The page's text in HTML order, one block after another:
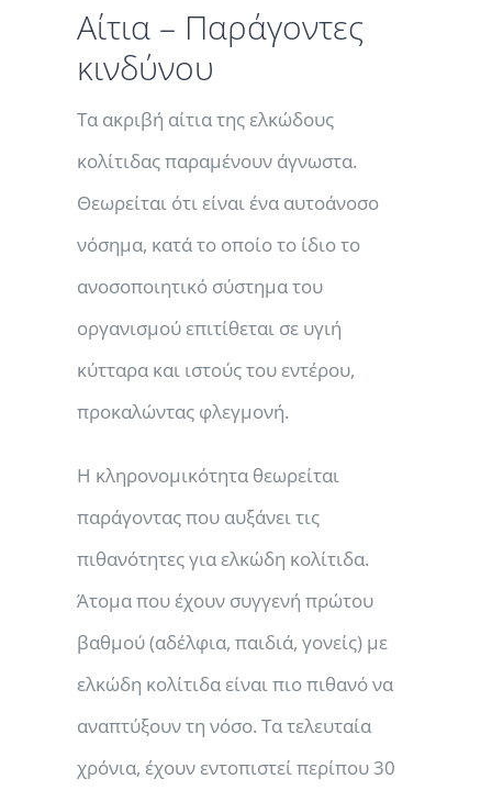
Αίτια – Παράγοντες
κινδύνου
Τα ακριβή αίτια της ελκώδους
κολίτιδας παραμένουν άγνωστα.
Θεωρείται ότι είναι ένα αυτοάνοσο
νόσημα, κατά το οποίο το ίδιο το
ανοσοποιητικό σύστημα του
οργανισμού επιτίθεται σε υγιή
κύτταρα και ιστούς του εντέρου,
προκαλώντας φλεγμονή.
Η κληρονομικότητα θεωρείται
παράγοντας που αυξάνει τις
πιθανότητες για ελκώδη κολίτιδα.
Άτομα που έχουν συγγενή πρώτου
βαθμού (αδέλφια, παιδιά, γονείς) με
ελκώδη κολίτιδα είναι πιο πιθανό να
αναπτύξουν τη νόσο. Τα τελευταία
χρόνια, έχουν εντοπιστεί περίπου 30